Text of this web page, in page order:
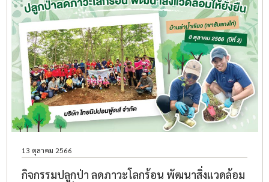
13 ตุลาคม 2566
กิจกรรมปลูกป่า ลดภาวะโลกร้อน พัฒนาสิ่งแวดล้อม